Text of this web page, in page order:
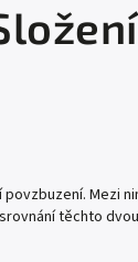
Mezi
těchto